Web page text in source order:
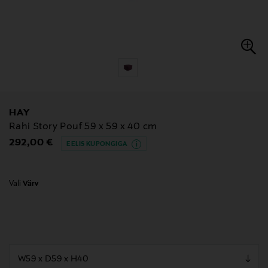
HAY
Rahi Story Pouf 59 x 59 x 40 cm
Original Price
292,00 € EELIS KUPONGIGA
Vali Värv